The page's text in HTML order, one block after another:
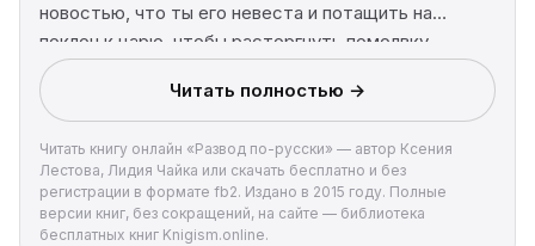
новостью, что ты его невеста и потащить на
поклон к царю, чтобы расторгнуть помолвку.
Только вот я никакого согласия на брак не давала.
Никогда!
Читать полностью →
Читать книгу онлайн «Развод по-русски» — автор Ксения
Лестова, Лидия Чайка или скачать бесплатно и без
регистрации в формате fb2. Издано в 2015 году. Полные
версии книг, без сокращений, на сайте — библиотека
бесплатных книг Knigism.online.